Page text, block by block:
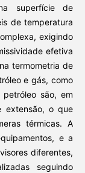
superfície de
de temperatura
exigindo
efetiva
termometria de
e gás, como
são, em
extensão, o que
térmicas. A
e a
diferentes,
seguindo